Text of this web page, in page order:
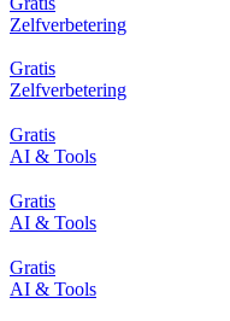
Zelfverbetering
Gratis
Zelfverbetering
Gratis
AI & Tools
Gratis
AI & Tools
Gratis
AI & Tools